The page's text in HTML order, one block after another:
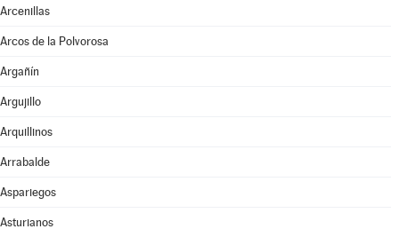
Arcenillas
Arcos de la Polvorosa
Argañín
Argujillo
Arquillinos
Arrabalde
Aspariegos
Asturianos